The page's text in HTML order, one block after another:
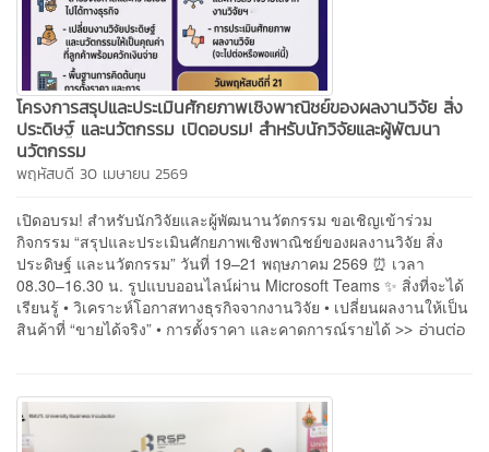
โครงการสรุปและประเมินศักยภาพเชิงพาณิชย์ของผลงานวิจัย สิ่ง
ประดิษฐ์ และนวัตกรรม เปิดอบรม! สำหรับนักวิจัยและผู้พัฒนา
นวัตกรรม
พฤหัสบดี 30 เมษายน 2569
เปิดอบรม! สำหรับนักวิจัยและผู้พัฒนานวัตกรรม ขอเชิญเข้าร่วม
กิจกรรม “สรุปและประเมินศักยภาพเชิงพาณิชย์ของผลงานวิจัย สิ่ง
ประดิษฐ์ และนวัตกรรม” วันที่ 19–21 พฤษภาคม 2569 ⏰ เวลา
08.30–16.30 น. รูปแบบออนไลน์ผ่าน Microsoft Teams ✨ สิ่งที่จะได้
เรียนรู้ • วิเคราะห์โอกาสทางธุรกิจจากงานวิจัย • เปลี่ยนผลงานให้เป็น
สินค้าที่ “ขายได้จริง” • การตั้งราคา และคาดการณ์รายได้ >> อ่านต่อ